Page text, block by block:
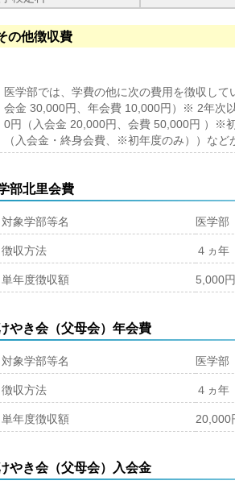
の他徴収費
医学部では、学費の他に次の費用を徴収し
会金 30,000円、年会費 10,000円）※ 2年次
0円（入会金 20,000円、会費 50,000円 ）※
（入会金・終身会費、※初年度のみ））など
部北里会費
対象学部等名 医学部
徴収方法 ４ヵ年
単年度徴収額 5,000円
やき会（父母会）年会費
対象学部等名 医学部
徴収方法 ４ヵ年
単年度徴収額 20,000
やき会（父母会）入会金